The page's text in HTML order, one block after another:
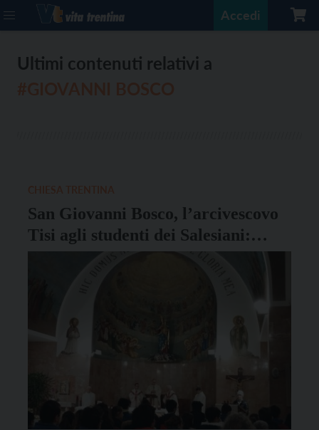
Accedi
Ultimi contenuti relativi a
San Giovanni Bosco, l’arcivescovo
Tisi agli studenti dei Salesiani:
“Diventate anche voi uomini e